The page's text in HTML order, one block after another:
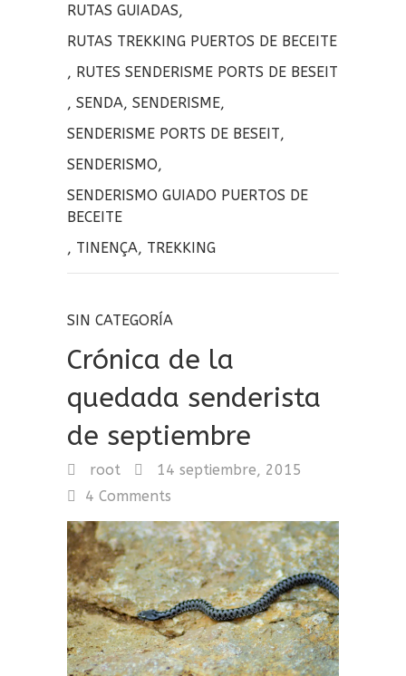
RUTAS GUIADAS,
RUTAS TREKKING PUERTOS DE BECEITE
, RUTES SENDERISME PORTS DE BESEIT
, SENDA, SENDERISME,
SENDERISME PORTS DE BESEIT,
SENDERISMO,
SENDERISMO GUIADO PUERTOS DE
BECEITE
, TINENÇA, TREKKING
SIN CATEGORÍA
Crónica de la
quedada senderista
de septiembre
root
14 septiembre, 2015
4 Comments